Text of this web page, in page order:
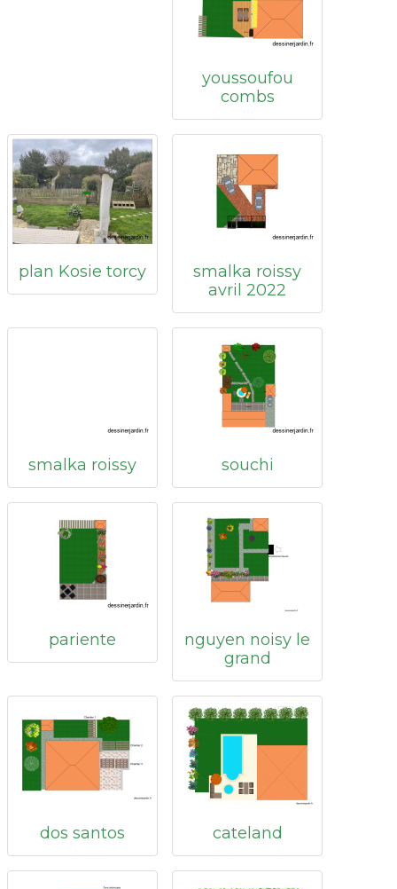
youssoufou
combs
plan Kosie torcy
smalka roissy
avril 2022
smalka roissy souchi
pariente
nguyen noisy le
grand
dos santos cateland